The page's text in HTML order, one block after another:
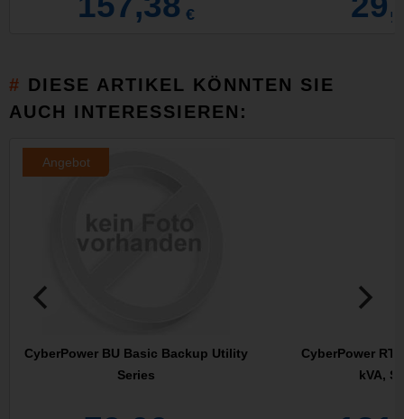
€
DIESE ARTIKEL KÖNNTEN SIE
AUCH INTERESSIEREN:
Angebot
CyberPower BU Basic Backup Utility
Series
CyberPower
kVA,